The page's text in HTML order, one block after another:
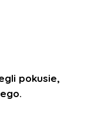
pokusie,